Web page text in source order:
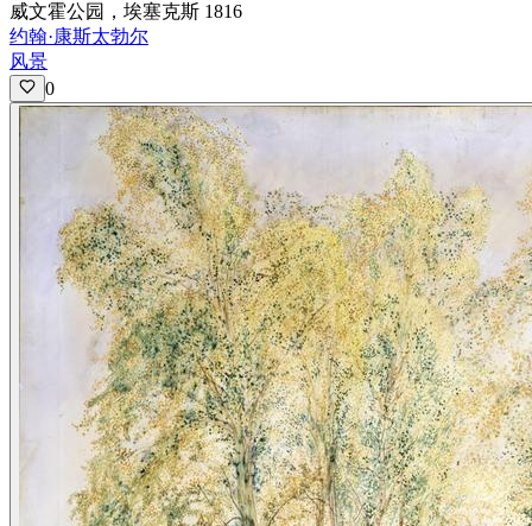
威文霍公园，埃塞克斯 1816
约翰·康斯太勃尔
风景
0